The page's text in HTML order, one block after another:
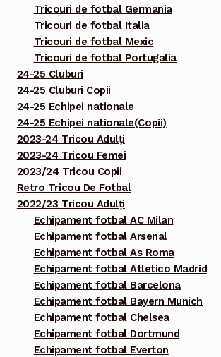
Tricouri de fotbal Germania
Tricouri de fotbal Italia
Tricouri de fotbal Mexic
Tricouri de fotbal Portugalia
24-25 Cluburi
24-25 Cluburi Copii
24-25 Echipei nationale
24-25 Echipei nationale(Copii)
2023-24 Tricou Adulți
2023-24 Tricou Femei
2023/24 Tricou Copii
Retro Tricou De Fotbal
2022/23 Tricou Adulți
Echipament fotbal AC Milan
Echipament fotbal Arsenal
Echipament fotbal As Roma
Echipament fotbal Atletico Madrid
Echipament fotbal Barcelona
Echipament fotbal Bayern Munich
Echipament fotbal Chelsea
Echipament fotbal Dortmund
Echipament fotbal Everton